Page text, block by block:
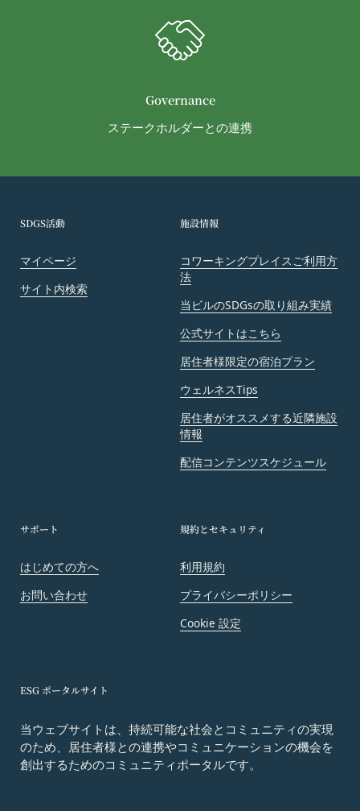
Governance
ステークホルダーとの連携
SDGS活動
マイページ
サイト内検索
施設情報
コワーキングプレイスご利用方
法
当ビルのSDGsの取り組み実績
公式サイトはこちら
居住者様限定の宿泊プラン
ウェルネスTips
居住者がオススメする近隣施設
情報
配信コンテンツスケジュール
サポート
はじめての方へ
お問い合わせ
規約とセキュリティ
利用規約
プライバシーポリシー
Cookie 設定
ESG ポータルサイト
当ウェブサイトは、持続可能な社会とコミュニティの実現
のため、居住者様との連携やコミュニケーションの機会を
創出するためのコミュニティポータルです。
出版など）する行為は固く禁止します。
会員は、前2項の規定に違反して第三者との間で問
題が生じた場合、自己の責任と費用においてかかる
たは不利益等を与えないものとします。
第10条（会員が提供する提供物に関する知的財産権
ー、画像データその他一切の提供物（以下、これら
財産権等の権利は、従前どおり会員が保持するもの
ん。
前項にかかわらず、会員は当社に対し、提供物に関
し、無償、地域無限定、非独占的、サブライセンス
可能かつ譲渡可能な使用、複製、配布、派生著作物
の作成、表示および実行（以下「使用等」といいま
す。）に関する権利を付与するものとします。
適法な権利を有していることおよび提供物が第三者
の権利を侵害していないことについて保証するもの
会員は、当社および当社から提供物の権利を承継し
第11条（通知・連絡）
電子メールの送信、当社ウェブサイト上における掲
示その他当社が適当と認める方法により会員に通知
を行うことができるものとし、会員はこれに同意す
続きを行った場合は、当該変更時とします。）に届
し、当該通知は通常到達すべき時に会員に到達した
ものとみなします。